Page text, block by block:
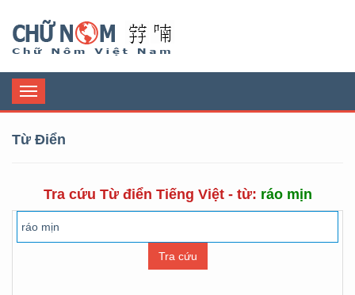
Toggle
navigation
Từ Điển
Tra cứu Từ điển Tiếng Việt - từ: ráo mịn